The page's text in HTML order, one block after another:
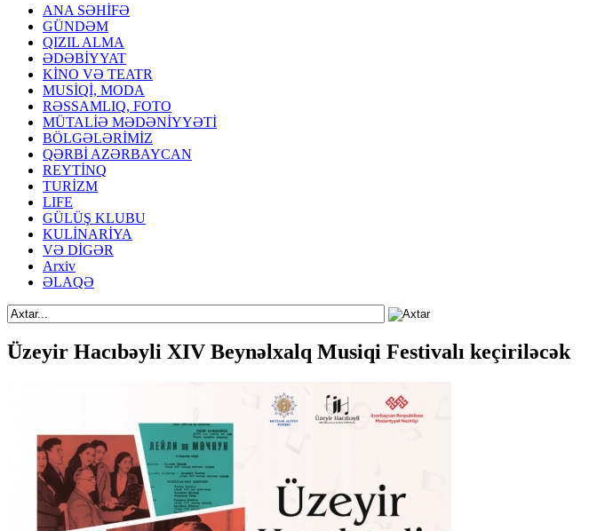
ANA SƏHİFƏ
GÜNDƏM
QIZIL ALMA
ƏDƏBİYYAT
KİNO VƏ TEATR
MUSİQİ, MODA
RƏSSAMLIQ, FOTO
MÜTALİƏ MƏDƏNİYYƏTİ
BÖLGƏLƏRİMİZ
QƏRBİ AZƏRBAYCAN
REYTİNQ
TURİZM
LIFE
GÜLÜŞ KLUBU
KULİNARİYA
VƏ DİGƏR
Arxiv
ƏLAQƏ
Üzeyir Hacıbəyli XIV Beynəlxalq Musiqi Festivalı keçiriləcək